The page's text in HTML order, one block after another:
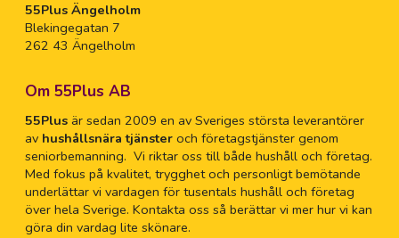
55Plus Ängelholm
Blekingegatan 7
262 43 Ängelholm
Om 55Plus AB
55Plusär sedan 2009 en av Sveriges största leverantörer
av hushållsnära tjänsteroch företagstjänster genom
seniorbemanning. Vi riktar oss till både hushåll och företag.
Med fokus på kvalitet, trygghet och personligt bemötande
underlättar vi vardagen för tusentals hushåll och företag
över hela Sverige. Kontakta oss så berättar vi mer hur vi kan
göra din vardag lite skönare.